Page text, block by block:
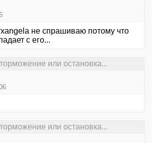
не спрашиваю потому что
с его...
или остановка...
или остановка...